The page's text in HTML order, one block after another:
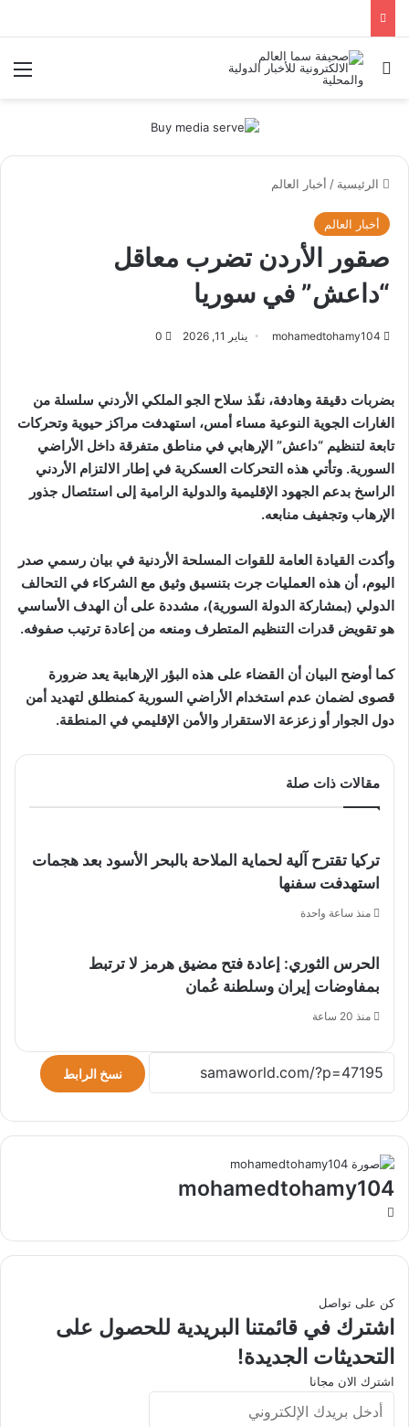
بحث عن
الرئيسية / أخبار العالم
أخبار العالم
صقور الأردن تضرب معاقل
“داعش” في سوريا
mohamedtohamy104 يناير 11, 2026 0
بضربات دقيقة وهادفة، نفّذ سلاح الجو الملكي الأردني سلسلة من
الغارات الجوية النوعية مساء أمس، استهدفت مراكز حيوية وتحركات
تابعة لتنظيم “داعش” الإرهابي في مناطق متفرقة داخل الأراضي
السورية. وتأتي هذه التحركات العسكرية في إطار الالتزام الأردني
الراسخ بدعم الجهود الإقليمية والدولية الرامية إلى استئصال جذور
الإرهاب وتجفيف منابعه.
وأكدت القيادة العامة للقوات المسلحة الأردنية في بيان رسمي صدر
اليوم، أن هذه العمليات جرت بتنسيق وثيق مع الشركاء في التحالف
الدولي (بمشاركة الدولة السورية)، مشددة على أن الهدف الأساسي
هو تقويض قدرات التنظيم المتطرف ومنعه من إعادة ترتيب صفوفه.
كما أوضح البيان أن القضاء على هذه البؤر الإرهابية يعد ضرورة
قصوى لضمان عدم استخدام الأراضي السورية كمنطلق لتهديد أمن
دول الجوار أو زعزعة الاستقرار والأمن الإقليمي في المنطقة.
مقالات ذات صلة
تركيا تقترح آلية لحماية الملاحة بالبحر الأسود بعد هجمات
استهدفت سفنها
منذ ساعة واحدة
الحرس الثوري: إعادة فتح مضيق هرمز لا ترتبط
بمفاوضات إيران وسلطنة عُمان
منذ 20 ساعة
نسخ الرابط
mohamedtohamy104
كن على تواصل
اشترك في قائمتنا البريدية للحصول على
التحديثات الجديدة!
اشترك الان مجانا
أدخل
بريدك